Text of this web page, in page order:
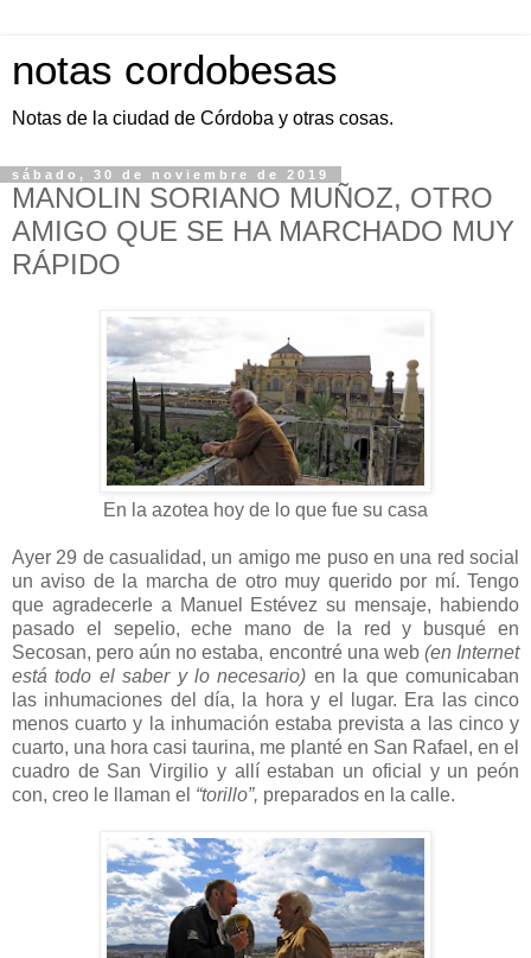
notas cordobesas
Notas de la ciudad de Córdoba y otras cosas.
sábado, 30 de noviembre de 2019
MANOLIN SORIANO MUÑOZ, OTRO
AMIGO QUE SE HA MARCHADO MUY
RÁPIDO
En la azotea hoy de lo que fue su casa
Ayer 29 de casualidad, un amigo me puso en una red social
un aviso de la marcha de otro muy querido por mí. Tengo
que agradecerle a Manuel Estévez su mensaje, habiendo
pasado el sepelio, eche mano de la red y busqué en
Secosan, pero aún no estaba, encontré una web (en Internet
está todo el saber y lo necesario) en la que comunicaban
las inhumaciones del día, la hora y el lugar. Era las cinco
menos cuarto y la inhumación estaba prevista a las cinco y
cuarto, una hora casi taurina, me planté en San Rafael, en el
cuadro de San Virgilio y allí estaban un oficial y un peón
con, creo le llaman el “torillo”, preparados en la calle.